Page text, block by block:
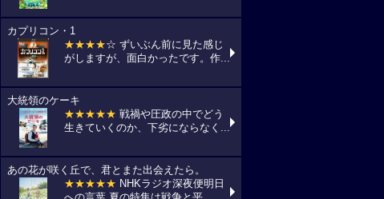
カプリコン・1
★★★★☆ ずいぶん前に見た感じ
がしますが、面白かったです。作...
大統領のケーキ
★★★★★ 戦禍や圧政の中でどう
生きていくのか、下劣にならなく...
あの花が咲く丘で、君とまた出会えたら。
★★★★★ NHKラジオ深夜便明日